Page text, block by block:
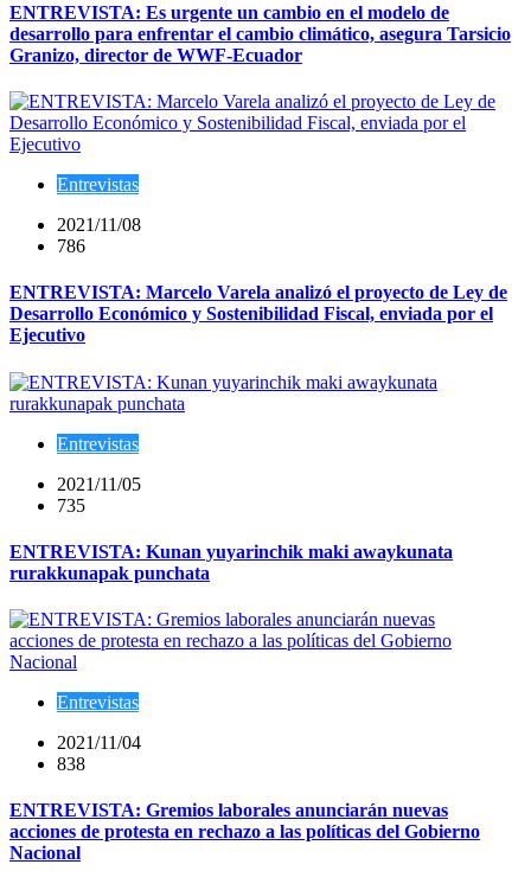
ENTREVISTA: Es urgente un cambio en el modelo de
desarrollo para enfrentar el cambio climático, asegura Tarsicio
Granizo, director de WWF-Ecuador
Entrevistas
2021/11/08
786
ENTREVISTA: Marcelo Varela analizó el proyecto de Ley de
Desarrollo Económico y Sostenibilidad Fiscal, enviada por el
Ejecutivo
Entrevistas
2021/11/05
735
ENTREVISTA: Kunan yuyarinchik maki awaykunata
rurakkunapak punchata
Entrevistas
2021/11/04
838
ENTREVISTA: Gremios laborales anunciarán nuevas
acciones de protesta en rechazo a las políticas del Gobierno
Nacional